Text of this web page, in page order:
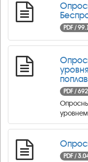
PDF /
PDF /
PDF /